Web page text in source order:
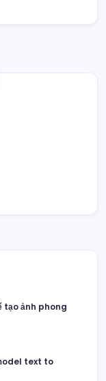
tạo ảnh phong
text to